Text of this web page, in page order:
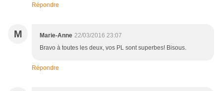
Répondre
M Marie-Anne 22/03/2016 23:07
Bravo à toutes les deux, vos PL sont superbes! Bisous.
Répondre